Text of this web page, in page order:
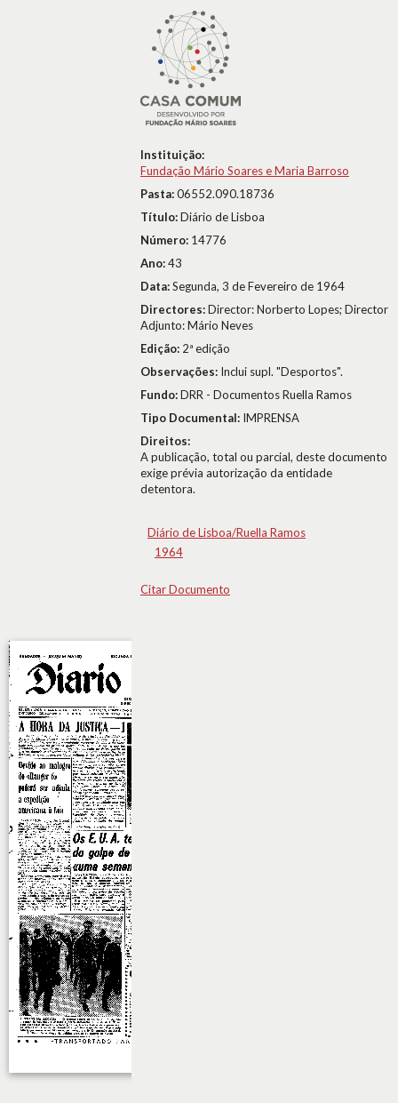
Instituição:
Fundação Mário Soares e Maria Barroso
Pasta:06552.090.18736
Título:Diário de Lisboa
Número: 14776
Ano:43
Data:Segunda, 3 de Fevereiro de 1964
Directores:Director: Norberto Lopes; Director
Adjunto: Mário Neves
Edição: 2ª edição
Observações: Inclui supl. "Desportos".
Fundo:DRR - Documentos Ruella Ramos
Tipo Documental: IMPRENSA
Direitos:
A publicação, total ou parcial, deste documento
exige prévia autorização da entidade
detentora.
Diário de Lisboa/Ruella Ramos
1964
Citar Documento